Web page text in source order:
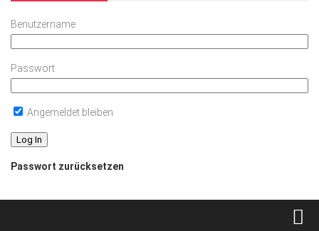
Benutzername
Passwort
Angemeldet bleiben
Passwort zurücksetzen